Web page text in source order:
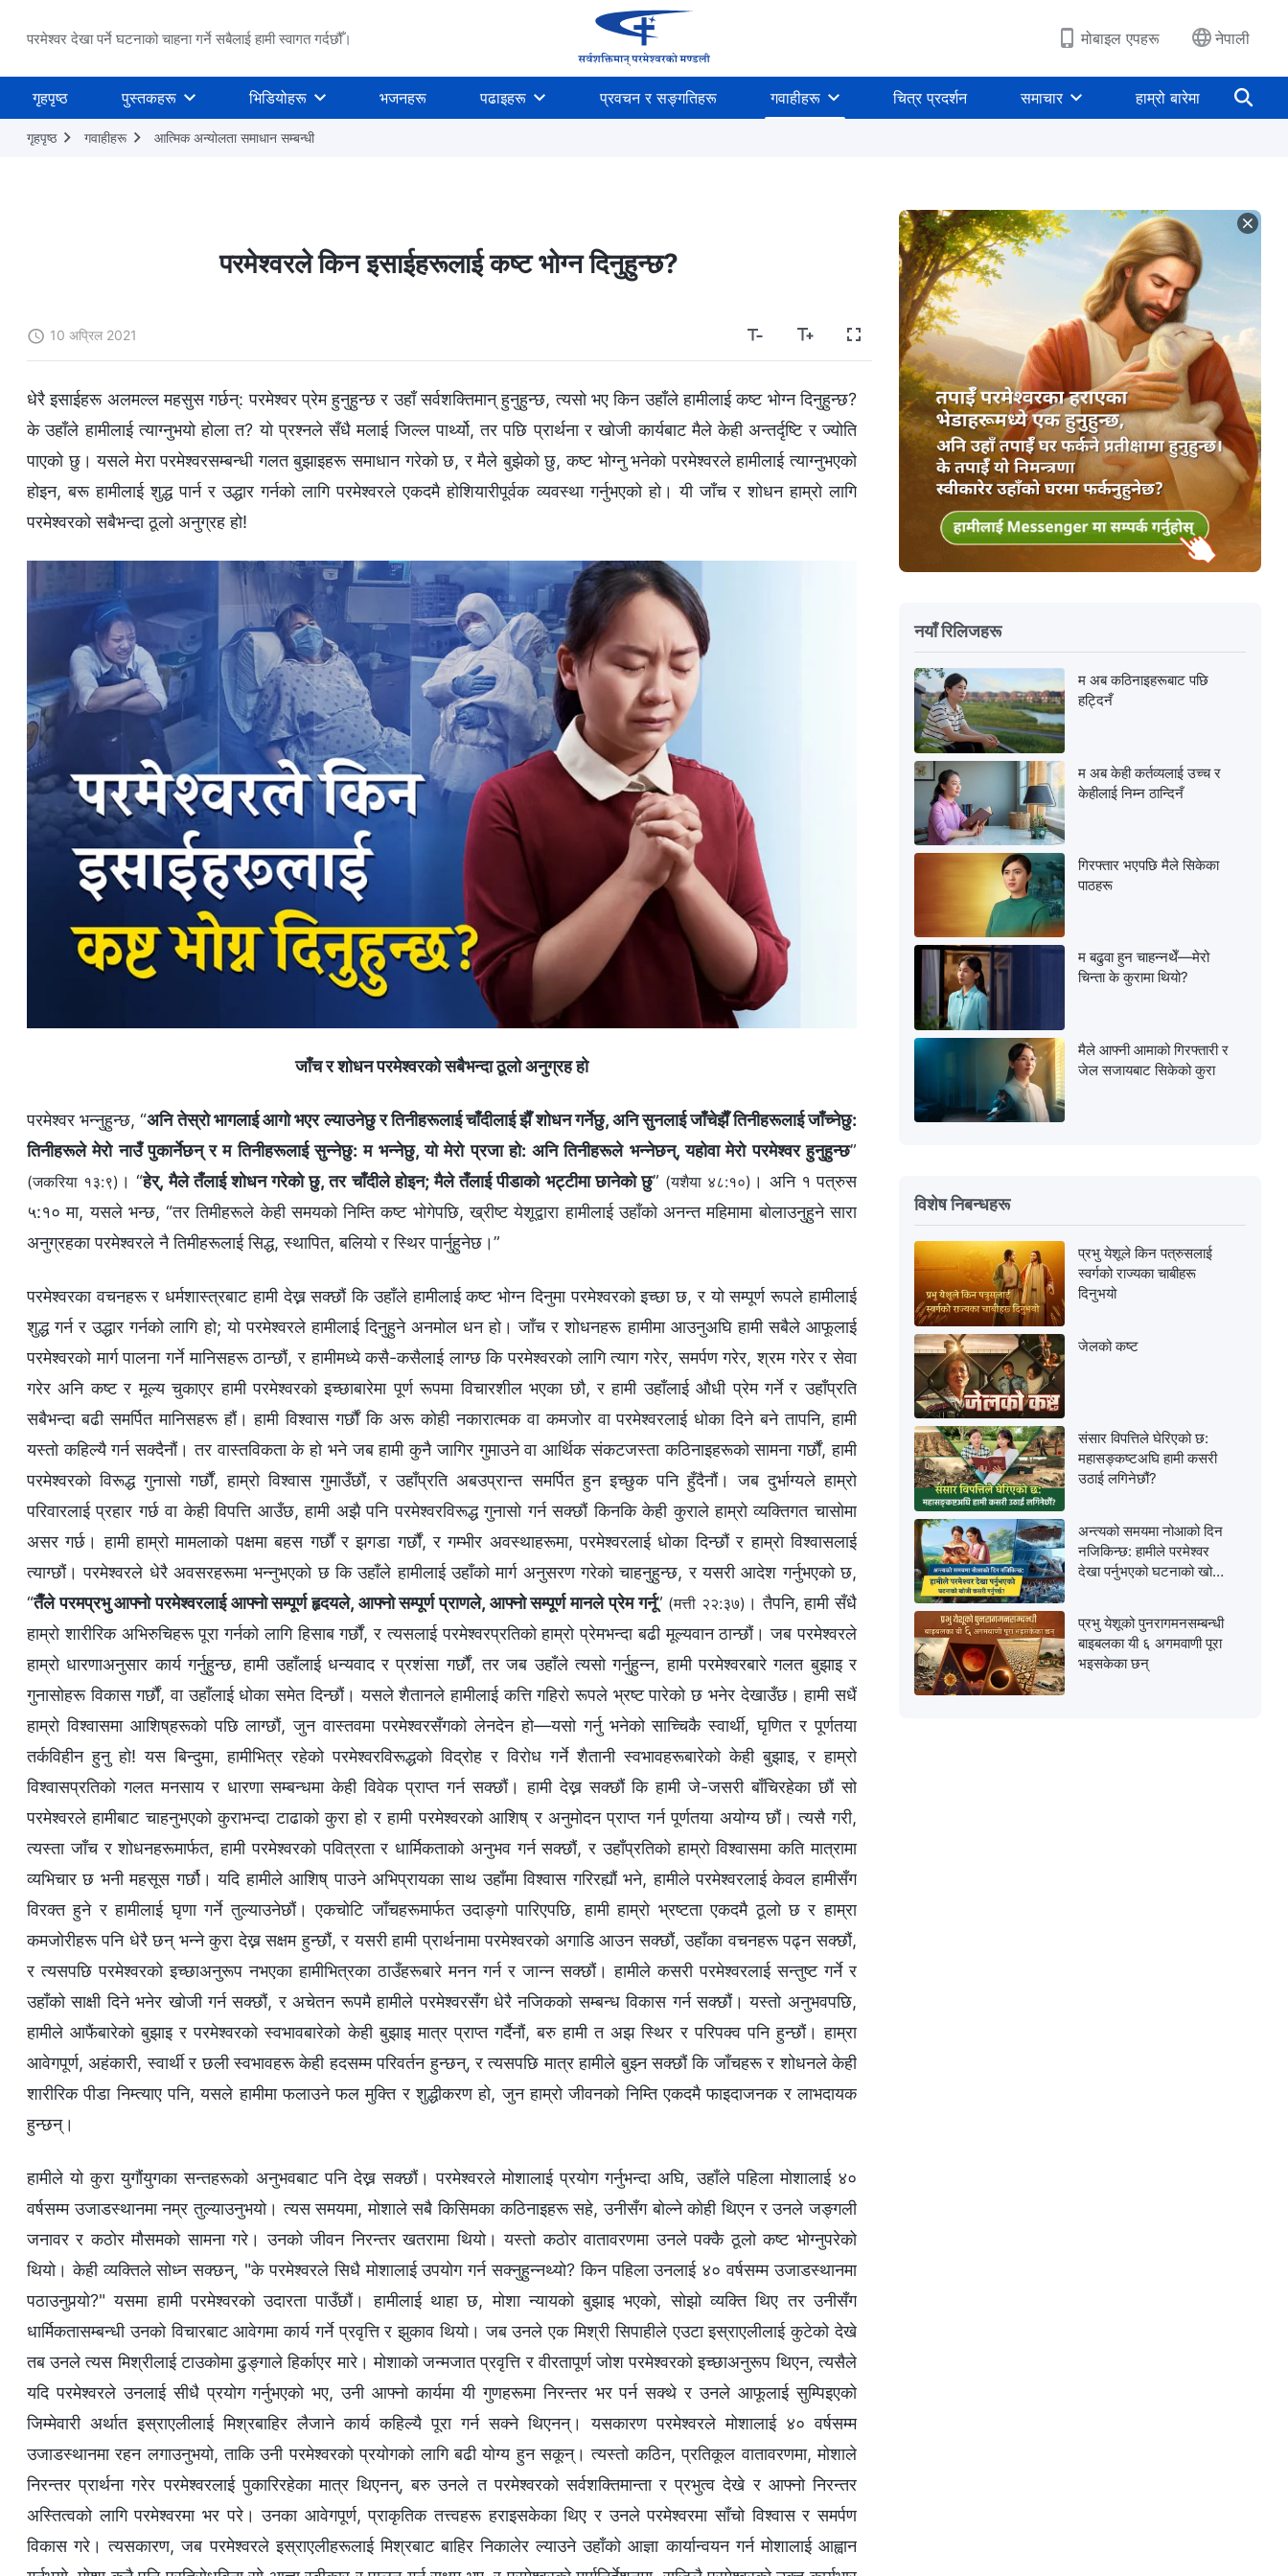
परमेश्वर देखा पर्ने घटनाको चाहना गर्ने सबैलाई हामी स्वागत गर्दछौँ। मोबाइल एपहरू नेपाली
गृहपृष्ठ पुस्तकहरू भिडियोहरू भजनहरू पढाइहरू प्रवचन र सङ्गतिहरू गवाहीहरू चित्र प्रदर्शन समाचार हाम्रो बारेमा
गृहपृष्ठ गवाहीहरू आत्मिक अन्योलता समाधान सम्‍बन्धी
परमेश्‍वरले किन इसाईहरूलाई कष्ट भोग्न दिनुहुन्छ?
10 अप्रिल 2021
धेरै इसाईहरू अलमल्ल महसुस गर्छन्: परमेश्‍वर प्रेम हुनुहुन्छ र उहाँ सर्वशक्तिमान् हुनुहुन्छ, त्यसो भए किन उहाँले हामीलाई कष्ट भोग्न दिनुहुन्छ?
के उहाँले हामीलाई त्याग्नुभयो होला त? यो प्रश्नले सँधै मलाई जिल्ल पार्थ्यो, तर पछि प्रार्थना र खोजी कार्यबाट मैले केही अन्तर्दृष्टि र ज्योति
पाएको छु। यसले मेरा परमेश्‍वरसम्बन्धी गलत बुझाइहरू समाधान गरेको छ, र मैले बुझेको छु, कष्ट भोग्नु भनेको परमेश्‍वरले हामीलाई त्याग्नुभएको
होइन, बरू हामीलाई शुद्ध पार्न र उद्धार गर्नको लागि परमेश्‍वरले एकदमै होशियारीपूर्वक व्यवस्था गर्नुभएको हो। यी जाँच र शोधन हाम्रो लागि
परमेश्‍वरको सबैभन्दा ठूलो अनुग्रह हो!
जाँच र शोधन परमेश्‍वरको सबैभन्दा ठूलो अनुग्रह हो
परमेश्‍वर भन्नुहुन्छ, “अनि तेस्रो भागलाई आगो भएर ल्याउनेछु र तिनीहरूलाई चाँदीलाई झैँ शोधन गर्नेछु, अनि सुनलाई जाँचेझैँ तिनीहरूलाई जाँच्‍नेछु:
तिनीहरूले मेरो नाउँ पुकार्नेछन् र म तिनीहरूलाई सुन्‍नेछु: म भन्‍नेछु, यो मेरो प्रजा हो: अनि तिनीहरूले भन्‍नेछन्, यहोवा मेरो परमेश्‍वर हुनुहुन्छ”
(जकरिया १३:९) । “हेर्, मैले तँलाई शोधन गरेको छु, तर चाँदीले होइन; मैले तँलाई पीडाको भट्टीमा छानेको छु” (यशैया ४८:१०) । अनि १ पत्रुस
५:१० मा, यसले भन्छ, “तर तिमीहरूले केही समयको निम्ति कष्ट भोगेपछि, ख्रीष्ट येशूद्वारा हामीलाई उहाँको अनन्‍त महिमामा बोलाउनुहुने सारा
अनुग्रहका परमेश्‍वरले नै तिमीहरूलाई सिद्ध, स्थापित, बलियो र स्थिर पार्नुहुनेछ।”
परमेश्‍वरका वचनहरू र धर्मशास्त्रबाट हामी देख्न सक्छौं कि उहाँले हामीलाई कष्ट भोग्न दिनुमा परमेश्‍वरको इच्छा छ, र यो सम्पूर्ण रूपले हामीलाई
शुद्ध गर्न र उद्धार गर्नको लागि हो; यो परमेश्‍वरले हामीलाई दिनुहुने अनमोल धन हो। जाँच र शोधनहरू हामीमा आउनुअघि हामी सबैले आफूलाई
परमेश्‍वरको मार्ग पालना गर्ने मानिसहरू ठान्छौं, र हामीमध्ये कसै-कसैलाई लाग्छ कि परमेश्‍वरको लागि त्याग गरेर, समर्पण गरेर, श्रम गरेर र सेवा
गरेर अनि कष्ट र मूल्य चुकाएर हामी परमेश्‍वरको इच्छाबारेमा पूर्ण रूपमा विचारशील भएका छौ, र हामी उहाँलाई औधी प्रेम गर्ने र उहाँप्रति
सबैभन्दा बढी समर्पित मानिसहरू हौं। हामी विश्‍वास गर्छौं कि अरू कोही नकारात्मक वा कमजोर वा परमेश्‍वरलाई धोका दिने बने तापनि, हामी
यस्तो कहिल्यै गर्न सक्दैनौं। तर वास्तविकता के हो भने जब हामी कुनै जागिर गुमाउने वा आर्थिक संकटजस्ता कठिनाइहरूको सामना गर्छौं, हामी
परमेश्‍वरको विरूद्ध गुनासो गर्छौं, हाम्रो विश्‍वास गुमाउँछौं, र उहाँप्रति अबउप्रान्त समर्पित हुन इच्छुक पनि हुँदैनौं। जब दुर्भाग्यले हाम्रो
परिवारलाई प्रहार गर्छ वा केही विपत्ति आउँछ, हामी अझै पनि परमेश्‍वरविरूद्ध गुनासो गर्न सक्छौं किनकि केही कुराले हाम्रो व्यक्तिगत चासोमा
असर गर्छ। हामी हाम्रो मामलाको पक्षमा बहस गर्छौं र झगडा गर्छौं, र गम्भीर अवस्थाहरूमा, परमेश्‍वरलाई धोका दिन्छौं र हाम्रो विश्‍वासलाई
त्याग्छौं। परमेश्‍वरले धेरै अवसरहरूमा भन्नुभएको छ कि उहाँले हामीलाई उहाँको मार्ग अनुसरण गरेको चाहनुहुन्छ, र यसरी आदेश गर्नुभएको छ,
“तैँले परमप्रभु आफ्नो परमेश्‍वरलाई आफ्नो सम्पूर्ण हृदयले, आफ्नो सम्पूर्ण प्राणले, आफ्नो सम्पूर्ण मानले प्रेम गर्नू” (मत्ती २२:३७) । तैपनि, हामी सँधै
हाम्रो शारीरिक अभिरुचिहरू पूरा गर्नको लागि हिसाब गर्छौं, र त्यसलाई परमेश्‍वरप्रतिको हाम्रो प्रेमभन्दा बढी मूल्यवान ठान्छौं। जब परमेश्‍वरले
हाम्रो धारणाअनुसार कार्य गर्नुहुन्छ, हामी उहाँलाई धन्यवाद र प्रशंसा गर्छौं, तर जब उहाँले त्यसो गर्नुहुन्न, हामी परमेश्‍वरबारे गलत बुझाइ र
गुनासोहरू विकास गर्छौं, वा उहाँलाई धोका समेत दिन्छौं। यसले शैतानले हामीलाई कत्ति गहिरो रूपले भ्रष्ट पारेको छ भनेर देखाउँछ। हामी सधैं
हाम्रो विश्‍वासमा आशिष्‌हरूको पछि लाग्छौं, जुन वास्तवमा परमेश्‍वरसँगको लेनदेन हो—यसो गर्नु भनेको साच्चिकै स्वार्थी, घृणित र पूर्णतया
तर्कविहीन हुनु हो! यस बिन्दुमा, हामीभित्र रहेको परमेश्‍वरविरूद्धको विद्रोह र विरोध गर्ने शैतानी स्वभावहरूबारेको केही बुझाइ, र हाम्रो
विश्‍वासप्रतिको गलत मनसाय र धारणा सम्बन्धमा केही विवेक प्राप्त गर्न सक्छौं। हामी देख्न सक्छौं कि हामी जे-जसरी बाँचिरहेका छौं सो
परमेश्‍वरले हामीबाट चाहनुभएको कुराभन्दा टाढाको कुरा हो र हामी परमेश्‍वरको आशिष् र अनुमोदन प्राप्त गर्न पूर्णतया अयोग्य छौं। त्यसै गरी,
त्यस्ता जाँच र शोधनहरूमार्फत, हामी परमेश्‍वरको पवित्रता र धार्मिकताको अनुभव गर्न सक्छौं, र उहाँप्रतिको हाम्रो विश्‍वासमा कति मात्रामा
व्यभिचार छ भनी महसूस गर्छौ। यदि हामीले आशिष् पाउने अभिप्रायका साथ उहाँमा विश्‍वास गरिरह्यौं भने, हामीले परमेश्‍वरलाई केवल हामीसँग
विरक्त हुने र हामीलाई घृणा गर्ने तुल्याउनेछौं। एकचोटि जाँचहरूमार्फत उदाङ्गो पारिएपछि, हामी हाम्रो भ्रष्टता एकदमै ठूलो छ र हाम्रा
कमजोरीहरू पनि धेरै छन् भन्ने कुरा देख्न सक्षम हुन्छौं, र यसरी हामी प्रार्थनामा परमेश्‍वरको अगाडि आउन सक्छौं, उहाँका वचनहरू पढ्न सक्छौं,
र त्यसपछि परमेश्‍वरको इच्छाअनुरूप नभएका हामीभित्रका ठाउँहरूबारे मनन गर्न र जान्न सक्छौं। हामीले कसरी परमेश्‍वरलाई सन्तुष्ट गर्ने र
उहाँको साक्षी दिने भनेर खोजी गर्न सक्छौं, र अचेतन रूपमै हामीले परमेश्‍वरसँग धेरै नजिकको सम्बन्ध विकास गर्न सक्छौं। यस्तो अनुभवपछि,
हामीले आफैंबारेको बुझाइ र परमेश्‍वरको स्वभावबारेको केही बुझाइ मात्र प्राप्त गर्दैनौं, बरु हामी त अझ स्थिर र परिपक्व पनि हुन्छौं। हाम्रा
आवेगपूर्ण, अहंकारी, स्वार्थी र छली स्वभावहरू केही हदसम्म परिवर्तन हुन्छन्, र त्यसपछि मात्र हामीले बुझ्न सक्छौं कि जाँचहरू र शोधनले केही
शारीरिक पीडा निम्त्याए पनि, यसले हामीमा फलाउने फल मुक्ति र शुद्धीकरण हो, जुन हाम्रो जीवनको निम्ति एकदमै फाइदाजनक र लाभदायक
हुन्छन्।
हामीले यो कुरा युगौंयुगका सन्तहरूको अनुभवबाट पनि देख्न सक्छौं। परमेश्‍वरले मोशालाई प्रयोग गर्नुभन्दा अघि, उहाँले पहिला मोशालाई ४०
वर्षसम्म उजाडस्थानमा नम्र तुल्याउनुभयो। त्यस समयमा, मोशाले सबै किसिमका कठिनाइहरू सहे, उनीसँग बोल्ने कोही थिएन र उनले जङ्गली
जनावर र कठोर मौसमको सामना गरे। उनको जीवन निरन्तर खतरामा थियो। यस्तो कठोर वातावरणमा उनले पक्कै ठूलो कष्ट भोग्नुपरेको
थियो। केही व्यक्तिले सोध्न सक्छन्, "के परमेश्‍वरले सिधै मोशालाई उपयोग गर्न सक्नुहुन्नथ्यो? किन पहिला उनलाई ४० वर्षसम्म उजाडस्थानमा
पठाउनुपर्‍यो?" यसमा हामी परमेश्‍वरको उदारता पाउँछौं। हामीलाई थाहा छ, मोशा न्यायको बुझाइ भएको, सोझो व्यक्ति थिए तर उनीसँग
धार्मिकतासम्बन्धी उनको विचारबाट आवेगमा कार्य गर्ने प्रवृत्ति र झुकाव थियो। जब उनले एक मिश्री सिपाहीले एउटा इस्राएलीलाई कुटेको देखे
तब उनले त्यस मिश्रीलाई टाउकोमा ढुङ्गाले हिर्काएर मारे। मोशाको जन्मजात प्रवृत्ति र वीरतापूर्ण जोश परमेश्‍वरको इच्छाअनुरूप थिएन, त्यसैले
यदि परमेश्‍वरले उनलाई सीधै प्रयोग गर्नुभएको भए, उनी आफ्नो कार्यमा यी गुणहरूमा निरन्तर भर पर्न सक्थे र उनले आफूलाई सुम्पिइएको
जिम्मेवारी अर्थात इस्राएलीलाई मिश्रबाहिर लैजाने कार्य कहिल्यै पूरा गर्न सक्ने थिएनन्। यसकारण परमेश्‍वरले मोशालाई ४० वर्षसम्म
उजाडस्थानमा रहन लगाउनुभयो, ताकि उनी परमेश्‍वरको प्रयोगको लागि बढी योग्य हुन सकून्। त्यस्तो कठिन, प्रतिकूल वातावरणमा, मोशाले
निरन्तर प्रार्थना गरेर परमेश्‍वरलाई पुकारिरहेका मात्र थिएनन्, बरु उनले त परमेश्‍वरको सर्वशक्तिमान्ता र प्रभुत्व देखे र आफ्नो निरन्तर
अस्तित्वको लागि परमेश्‍वरमा भर परे। उनका आवेगपूर्ण, प्राकृतिक तत्त्वहरू हराइसकेका थिए र उनले परमेश्‍वरमा साँचो विश्‍वास र समर्पण
विकास गरे। त्यसकारण, जब परमेश्‍वरले इस्राएलीहरूलाई मिश्रबाट बाहिर निकालेर ल्याउने उहाँको आज्ञा कार्यान्वयन गर्न मोशालाई आह्वान
नयाँ रिलिजहरू
म अब कठिनाइहरूबाट पछि
हट्दिनँ
म अब केही कर्तव्यलाई उच्च र
केहीलाई निम्न ठान्दिनँ
गिरफ्तार भएपछि मैले सिकेका
पाठहरू
म बढुवा हुन चाहन्नथेँ—मेरो
चिन्ता के कुरामा थियो?
मैले आफ्नी आमाको गिरफ्तारी र
जेल सजायबाट सिकेको कुरा
विशेष निबन्धहरू
प्रभु येशूले किन पत्रुसलाई
स्वर्गको राज्यका चाबीहरू
दिनुभयो
जेलको कष्ट
संसार विपत्तिले घेरिएको छ:
महासङ्कष्टअघि हामी कसरी
उठाई लगिनेछौं?
अन्त्यको समयमा नोआको दिन
नजिकिन्छ: हामीले परमेश्‍वर
देखा पर्नुभएको घटनाको खोजी
प्रभु येशूको पुनरागमनसम्‍बन्धी
बाइबलका यी ६ अगमवाणी पूरा
भइसकेका छन्